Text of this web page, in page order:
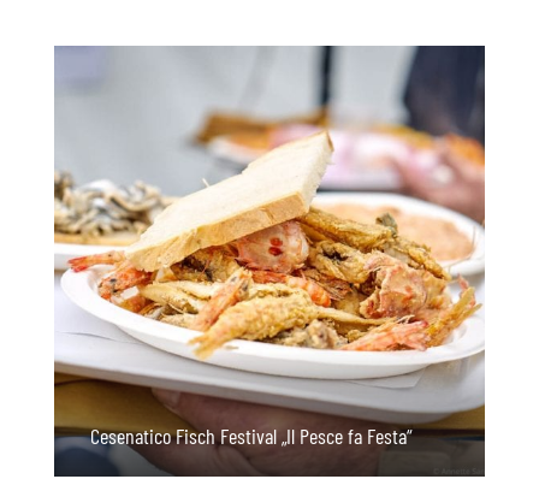
Cesenatico Fisch Festival „Il Pesce fa Festa“